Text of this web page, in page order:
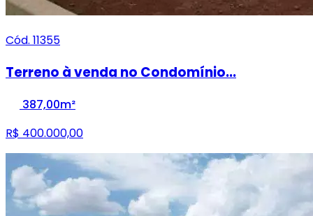
Cód. 11355
Terreno à venda no Condomínio...
387,00m²
R$ 400.000,00